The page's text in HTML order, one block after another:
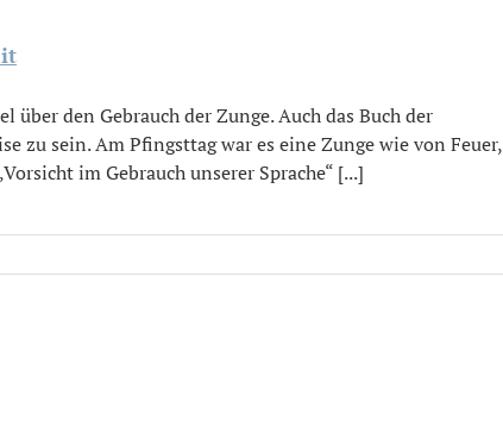
über den Gebrauch der Zunge. Auch das Buch der
zu sein. Am Pfingsttag war es eine Zunge wie von Feuer,
im Gebrauch unserer Sprache“ [...]